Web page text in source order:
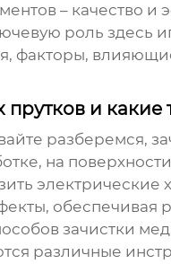
– качество
роль здесь
и
разберемся,
на
обеспечивая
зачистки
различные